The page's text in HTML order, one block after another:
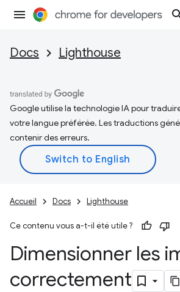
Docs Lighthouse
Google utilise la technologie IA pour
votre langue préférée. Les traductions
contenir des erreurs.
Accueil Docs Lighthouse
Ce contenu vous a-t-il été utile ?
Dimensionner les
correctement